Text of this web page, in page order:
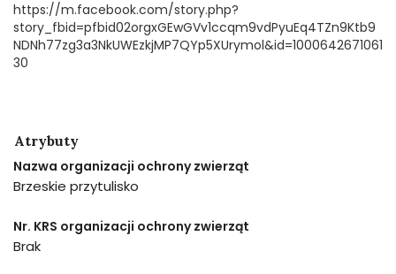
https://m.facebook.com/story.php?
story_fbid=pfbid02orgxGEwGVv1ccqm9vdPyuEq4TZn9Ktb9
NDNh77zg3a3NkUWEzkjMP7QYp5XUrymol&id=1000642671061
30
Atrybuty
Nazwa organizacji ochrony zwierząt
Brzeskie przytulisko
Nr. KRS organizacji ochrony zwierząt
Brak